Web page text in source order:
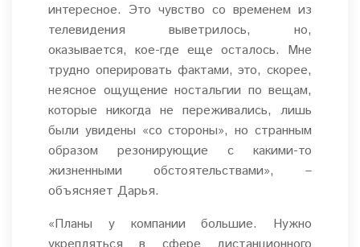
интересное. Это чувство со временем из
телевидения выветрилось, но,
оказывается, кое-где еще осталось. Мне
трудно оперировать фактами, это, скорее,
неясное ощущение ностальгии по вещам,
которые никогда не переживались, лишь
были увидены «со стороны», но странным
образом резонирующие с какими-то
жизненными обстоятельствами», –
объясняет Дарья.
«Планы у компании большие. Нужно